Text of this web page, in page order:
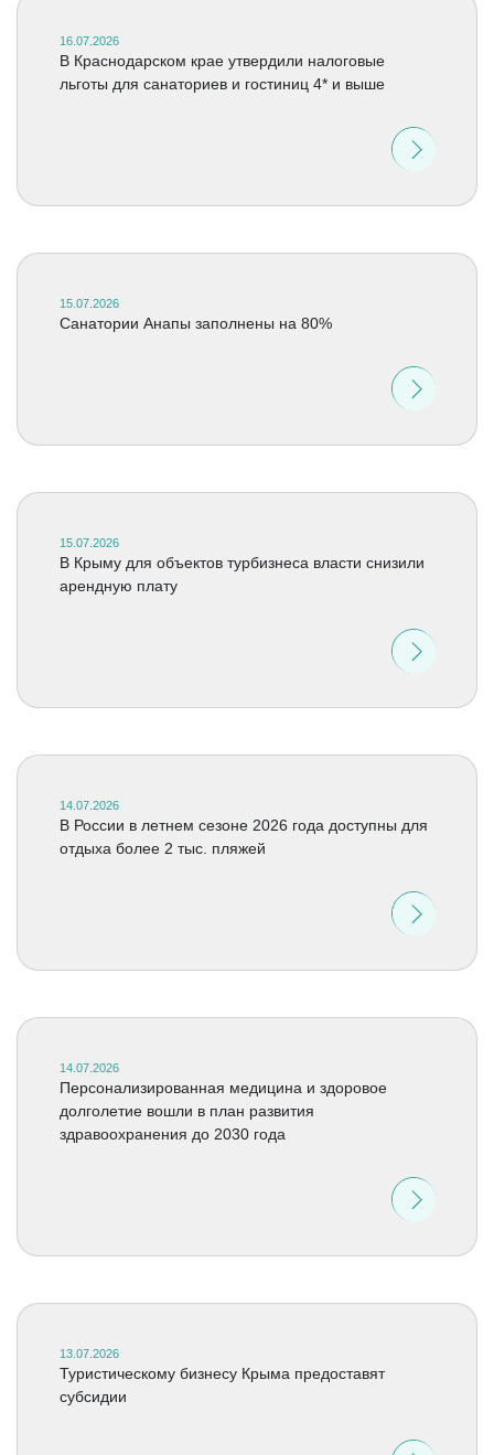
16.07.2026
В Краснодарском крае утвердили налоговые
льготы для санаториев и гостиниц 4* и выше
15.07.2026
Санатории Анапы заполнены на 80%
15.07.2026
В Крыму для объектов турбизнеса власти снизили
арендную плату
14.07.2026
В России в летнем сезоне 2026 года доступны для
отдыха более 2 тыс. пляжей
14.07.2026
Персонализированная медицина и здоровое
долголетие вошли в план развития
здравоохранения до 2030 года
13.07.2026
Туристическому бизнесу Крыма предоставят
субсидии